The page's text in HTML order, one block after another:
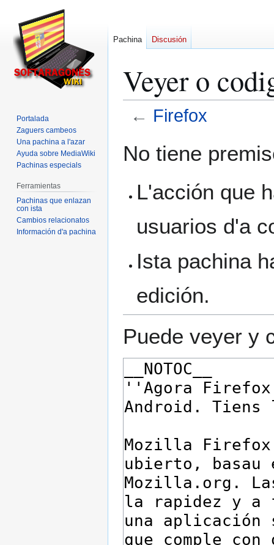
Veyer o
← Firefox
navegación
búsqueda
No tiene
L'acción que
usuarios d'a
Ista pachina
edición.
Puede veyer y
Pachina Discusión
Portalada
Zaguers cambeos
Una pachina a l'azar
Ayuda sobre MediaWiki
Pachinas especials
Ferramientas
Pachinas que enlazan
con ista
Cambios relacionatos
Información d'a pachina